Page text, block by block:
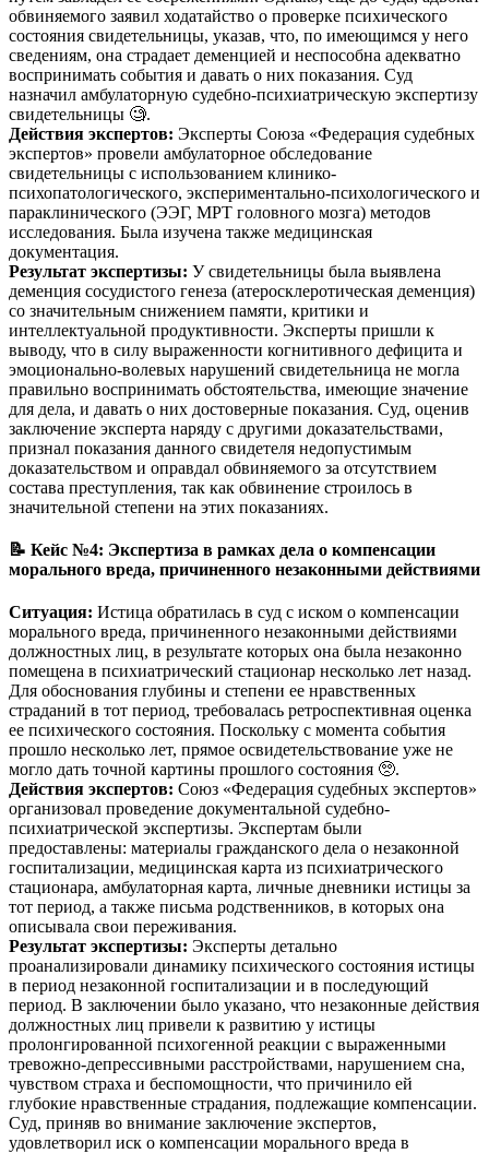
обвиняемого заявил ходатайство о проверке психического
состояния свидетельницы, указав, что, по имеющимся у него
сведениям, она страдает деменцией и неспособна адекватно
воспринимать события и давать о них показания. Суд
назначил амбулаторную судебно-психиатрическую экспертизу
свидетельницы 🧐.
Действия экспертов: Эксперты Союза «Федерация судебных
экспертов» провели амбулаторное обследование
свидетельницы с использованием клинико-
психопатологического, экспериментально-психологического и
параклинического (ЭЭГ, МРТ головного мозга) методов
исследования. Была изучена также медицинская
документация.
Результат экспертизы: У свидетельницы была выявлена
деменция сосудистого генеза (атеросклеротическая деменция)
со значительным снижением памяти, критики и
интеллектуальной продуктивности. Эксперты пришли к
выводу, что в силу выраженности когнитивного дефицита и
эмоционально-волевых нарушений свидетельница не могла
правильно воспринимать обстоятельства, имеющие значение
для дела, и давать о них достоверные показания. Суд, оценив
заключение эксперта наряду с другими доказательствами,
признал показания данного свидетеля недопустимым
доказательством и оправдал обвиняемого за отсутствием
состава преступления, так как обвинение строилось в
значительной степени на этих показаниях.
📝 Кейс №4: Экспертиза в рамках дела о компенсации
морального вреда, причиненного незаконными действиями
Ситуация: Истица обратилась в суд с иском о компенсации
морального вреда, причиненного незаконными действиями
должностных лиц, в результате которых она была незаконно
помещена в психиатрический стационар несколько лет назад.
Для обоснования глубины и степени ее нравственных
страданий в тот период, требовалась ретроспективная оценка
ее психического состояния. Поскольку с момента события
прошло несколько лет, прямое освидетельствование уже не
могло дать точной картины прошлого состояния 🥺.
Действия экспертов: Союз «Федерация судебных экспертов»
организовал проведение документальной судебно-
психиатрической экспертизы. Экспертам были
предоставлены: материалы гражданского дела о незаконной
госпитализации, медицинская карта из психиатрического
стационара, амбулаторная карта, личные дневники истицы за
тот период, а также письма родственников, в которых она
описывала свои переживания.
Результат экспертизы: Эксперты детально
проанализировали динамику психического состояния истицы
в период незаконной госпитализации и в последующий
период. В заключении было указано, что незаконные действия
должностных лиц привели к развитию у истицы
пролонгированной психогенной реакции с выраженными
тревожно-депрессивными расстройствами, нарушением сна,
чувством страха и беспомощности, что причинило ей
глубокие нравственные страдания, подлежащие компенсации.
Суд, приняв во внимание заключение экспертов,
удовлетворил иск о компенсации морального вреда в